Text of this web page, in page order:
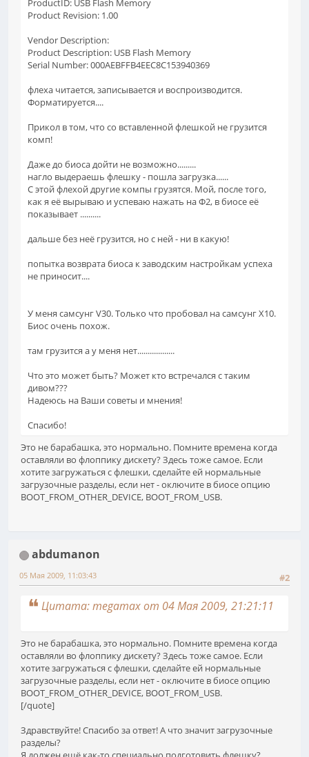
ProductID: USB Flash Memory
Product Revision: 1.00
Vendor Description:
Product Description: USB Flash Memory
Serial Number: 000AEBFFB4EEC8C153940369
флеха читается, записывается и воспроизводится.
Форматируется....
Прикол в том, что со вставленной флешкой не грузится
комп!
Даже до биоса дойти не возможно.........
нагло выдераешь флешку - пошла загрузка......
С этой флехой другие компы грузятся. Мой, после того,
как я её вырываю и успеваю нажать на Ф2, в биосе её
показывает ..........
дальше без неё грузится, но с ней - ни в какую!
попытка возврата биоса к заводским настройкам успеха
не приносит....
У меня самсунг V30. Только что пробовал на самсунг X10.
Биос очень похож.
там грузится а у меня нет..................
Что это может быть? Может кто встречался с таким
дивом???
Надеюсь на Ваши советы и мнения!
Спасибо!
Это не барабашка, это нормально. Помните времена когда
оставляли во флоппику дискету? Здесь тоже самое. Если
хотите загружаться с флешки, сделайте ей нормальные
загрузочные разделы, если нет - оключите в биосе опцию
BOOT_FROM_OTHER_DEVICE, BOOT_FROM_USB.
abdumanon
#2
05 Мая 2009, 11:03:43
Цитата: megamax от 04 Мая 2009, 21:21:11
Это не барабашка, это нормально. Помните времена когда
оставляли во флоппику дискету? Здесь тоже самое. Если
хотите загружаться с флешки, сделайте ей нормальные
загрузочные разделы, если нет - оключите в биосе опцию
BOOT_FROM_OTHER_DEVICE, BOOT_FROM_USB.
[/quote]
Здравствуйте! Спасибо за ответ! А что значит загрузочные
разделы?